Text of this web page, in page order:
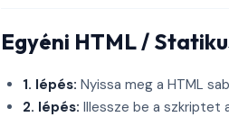
Egyéni HTML /
1. lépés: Nyissa meg a HTML
2. lépés: Illessze be a szkriptet